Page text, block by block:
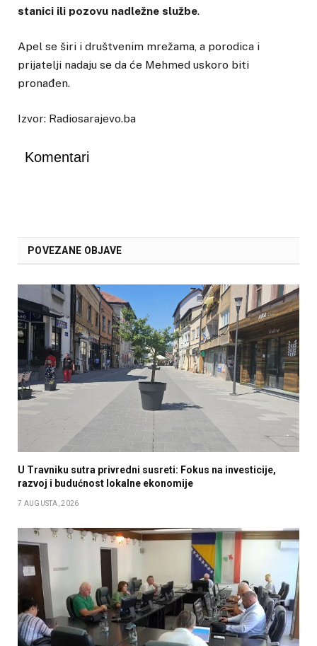
stanici ili pozovu nadležne službe.
Apel se širi i društvenim mrežama, a porodica i
prijatelji nadaju se da će Mehmed uskoro biti
pronađen.
Izvor: Radiosarajevo.ba
Komentari
POVEZANE OBJAVE
U Travniku sutra privredni susreti: Fokus na investicije,
razvoj i budućnost lokalne ekonomije
7 AUGUSTA, 2026